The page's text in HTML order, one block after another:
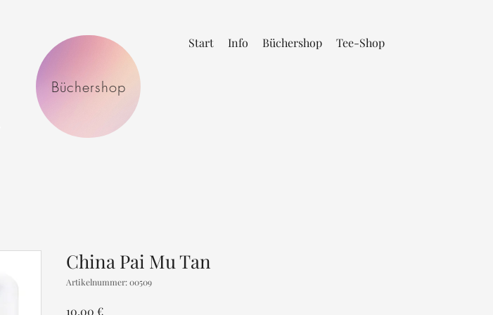
Büchershop
Start Info Büchershop Tee-Shop
China Pai Mu Tan
Artikelnummer: 00509
10,00 €Preis